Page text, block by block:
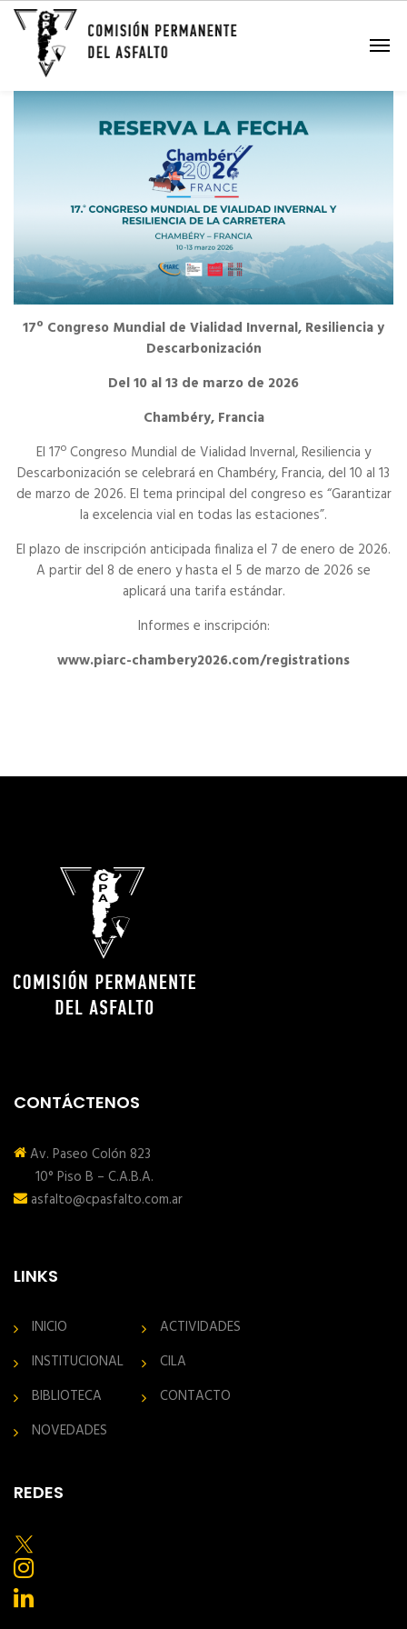
17º Congreso Mundial de Vialidad Invernal, Resiliencia y
Descarbonización
Del 10 al 13 de marzo de 2026
Chambéry, Francia
El 17º Congreso Mundial de Vialidad Invernal, Resiliencia y
Descarbonización se celebrará en Chambéry, Francia, del 10 al 13
de marzo de 2026. El tema principal del congreso es “Garantizar
la excelencia vial en todas las estaciones”.
El plazo de inscripción anticipada finaliza el 7 de enero de 2026.
A partir del 8 de enero y hasta el 5 de marzo de 2026 se
aplicará una tarifa estándar.
Informes e inscripción:
www.piarc-chambery2026.com/registrations
CONTÁCTENOS
Av. Paseo Colón 823
10° Piso B – C.A.B.A.
asfalto@cpasfalto.com.ar
LINKS
INICIO
INSTITUCIONAL
BIBLIOTECA
NOVEDADES
ACTIVIDADES
CILA
CONTACTO
REDES